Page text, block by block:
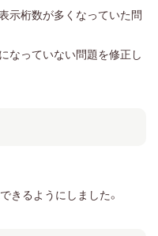
示桁数が多くなっていた問
なっていない問題を修正し
きるようにしました。